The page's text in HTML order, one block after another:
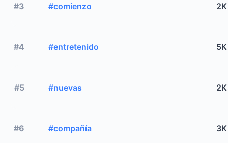
#3 #comienzo 2K
#4 #entretenido 5K
#5 #nuevas 2K
#6 #compañía 3K